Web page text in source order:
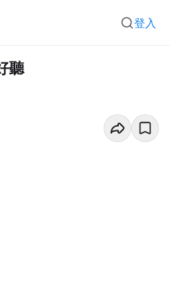
登入
聽